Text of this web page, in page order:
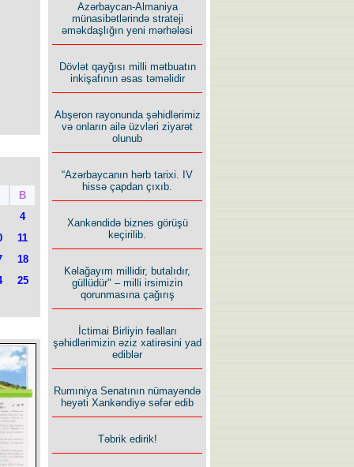
B
4
11
18
25
Azərbaycan-Almaniya
münasibətlərində strateji
əməkdaşlığın yeni mərhələsi
Dövlət qayğısı milli mətbuatın
inkişafının əsas təməlidir
Abşeron rayonunda şəhidlərimiz
və onların ailə üzvləri ziyarət
olunub
“Azərbaycanın hərb tarixi. IV
hissə çapdan çıxıb.
Xankəndidə biznes görüşü
keçirilib.
Kəlağayım millidir, butalıdır,
güllüdür" – milli irsimizin
qorunmasına çağırış
İctimai Birliyin fəalları
şəhidlərimizin əziz xatirəsini yad
ediblər
Rumıniya Senatının nümayəndə
heyəti Xankəndiyə səfər edib
Təbrik edirik!